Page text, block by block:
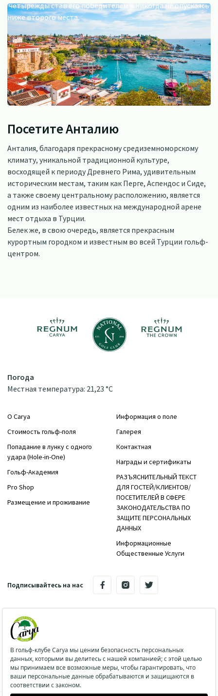
четырежды став его победителем и никогда не опускаясь
ниже второго места.
Посетите Анталию
Анталия, благодаря прекрасному средиземноморскому
климату, уникальной традиционной культуре,
восходящей к периоду Древнего Рима, удивительным
историческим местам, таким как Перге, Аспендос и Сиде,
а также своему центральному расположению, является
одним из наиболее известных на международной арене
мест отдыха в Турции.
Белек же, в свою очередь, является прекрасным
курортным городком и известным во всей Турции гольф-
центром.
Погода
Местная температура: 21,23 °C
О Carya
Стоимость гольф-поля
Попадание в лунку с одного
удара (Hole-in-One)
Гольф-Академия
Pro Shop
Размещение и проживание
Информация о поле
Галерея
Контактная
Награды и сертификаты
РАЗЪЯСНИТЕЛЬНЫЙ ТЕКСТ
ДЛЯ ГОСТЕЙ/КЛИЕНТОВ/
ПОСЕТИТЕЛЕЙ В СФЕРЕ
ЗАКОНОДАТЕЛЬСТВА ПО
ЗАЩИТЕ ПЕРСОНАЛЬНЫХ
ДАННЫХ
Информационные
Общественные Услуги
Подписывайтесь на нас
Поселок Кадрие, Белек 07500, район Серик, провинция
Анталия / Турция
info@caryagolf.com
TEL:+90 242 710 34 34
Fax: +90 242 725 62 00